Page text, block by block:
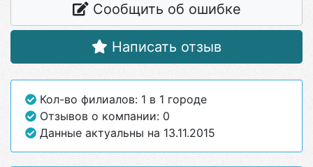
Сообщить об ошибке
Написать отзыв
Кол-во филиалов: 1 в 1 городе
Отзывов о компании: 0
Данные актуальны на 13.11.2015